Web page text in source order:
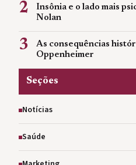
2
Insônia e o lado mais
Nolan
3
As consequências
Oppenheimer
Seções
Notícias
Saúde